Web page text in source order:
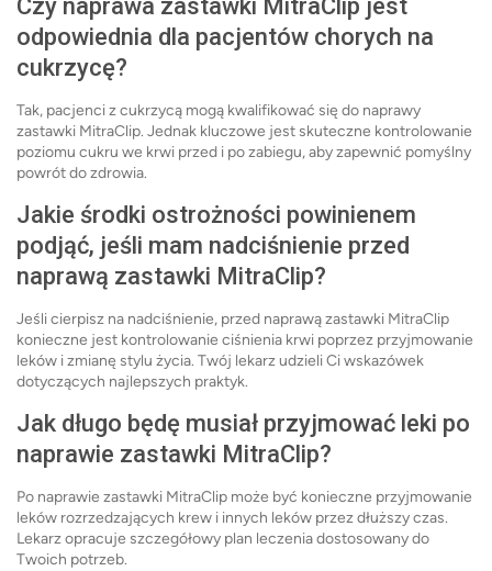
Czy naprawa zastawki MitraClip jest
odpowiednia dla pacjentów chorych na
cukrzycę?
Tak, pacjenci z cukrzycą mogą kwalifikować się do naprawy
zastawki MitraClip. Jednak kluczowe jest skuteczne kontrolowanie
poziomu cukru we krwi przed i po zabiegu, aby zapewnić pomyślny
powrót do zdrowia.
Jakie środki ostrożności powinienem
podjąć, jeśli mam nadciśnienie przed
naprawą zastawki MitraClip?
Jeśli cierpisz na nadciśnienie, przed naprawą zastawki MitraClip
konieczne jest kontrolowanie ciśnienia krwi poprzez przyjmowanie
leków i zmianę stylu życia. Twój lekarz udzieli Ci wskazówek
dotyczących najlepszych praktyk.
Jak długo będę musiał przyjmować leki po
naprawie zastawki MitraClip?
Po naprawie zastawki MitraClip może być konieczne przyjmowanie
leków rozrzedzających krew i innych leków przez dłuższy czas.
Lekarz opracuje szczegółowy plan leczenia dostosowany do
Twoich potrzeb.